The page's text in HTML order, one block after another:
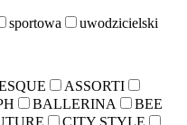
sportowa
uwodzicielski
ASSORTI
BALLERINA
BEE
CITY STYLE